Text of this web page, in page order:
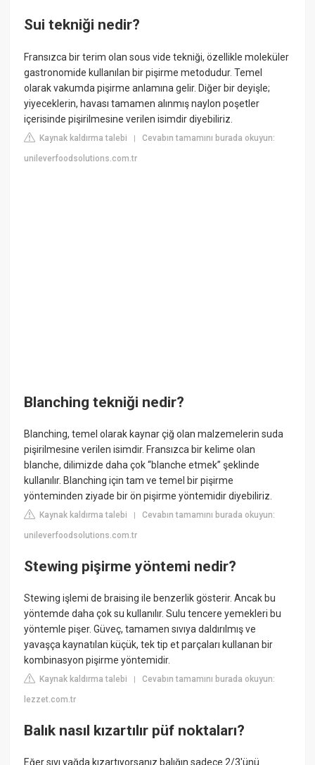
Sui tekniği nedir?
Fransızca bir terim olan sous vide tekniği, özellikle moleküler
gastronomide kullanılan bir pişirme metodudur. Temel
olarak vakumda pişirme anlamına gelir. Diğer bir deyişle;
yiyeceklerin, havası tamamen alınmış naylon poşetler
içerisinde pişirilmesine verilen isimdir diyebiliriz.
Kaynak kaldırma talebi |Cevabın tamamını burada okuyun:
unileverfoodsolutions.com.tr
Blanching tekniği nedir?
Blanching, temel olarak kaynar çiğ olan malzemelerin suda
pişirilmesine verilen isimdir. Fransızca bir kelime olan
blanche, dilimizde daha çok “blanche etmek” şeklinde
kullanılır. Blanching için tam ve temel bir pişirme
yönteminden ziyade bir ön pişirme yöntemidir diyebiliriz.
Kaynak kaldırma talebi |Cevabın tamamını burada okuyun:
unileverfoodsolutions.com.tr
Stewing pişirme yöntemi nedir?
Stewing işlemi de braising ile benzerlik gösterir. Ancak bu
yöntemde daha çok su kullanılır. Sulu tencere yemekleri bu
yöntemle pişer. Güveç, tamamen sıvıya daldırılmış ve
yavaşça kaynatılan küçük, tek tip et parçaları kullanan bir
kombinasyon pişirme yöntemidir.
Kaynak kaldırma talebi |Cevabın tamamını burada okuyun:
lezzet.com.tr
Balık nasıl kızartılır püf noktaları?
Eğer sıvı yağda kızartıyorsanız balığın sadece 2/3'ünü